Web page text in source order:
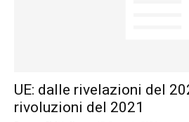
UE: dalle rivelazioni del
rivoluzioni del 2021